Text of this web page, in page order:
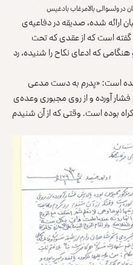
در ولسوالی بالامرغاب بادغیس
ارائه شده، صدیقه در دفاعیه‌ی
گفته است که از عقدی که تحت
که ادعای نکاح را شنیده، رد
است: «پدرم به دست مدعی
آورده و از روی مجبوری وعده‌ی
بوده است. وقتی که از آن شنیدم